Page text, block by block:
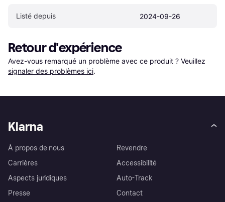
Listé depuis 2024-09-26
Retour d'expérience
Avez-vous remarqué un problème avec ce produit ? Veuillez
signaler des problèmes ici.
Klarna
À propos de nous
Carrières
Aspects juridiques
Presse
Revendre
Accessibilité
Auto-Track
Contact